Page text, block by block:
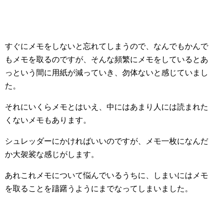
すぐにメモをしないと忘れてしまうので、なんでもかんで
もメモを取るのですが、そんな頻繁にメモをしているとあ
っという間に用紙が減っていき、勿体ないと感じていまし
た。
それにいくらメモとはいえ、中にはあまり人には読まれた
くないメモもあります。
シュレッダーにかければいいのですが、メモ一枚になんだ
か大袈裟な感じがします。
あれこれメモについて悩んでいるうちに、しまいにはメモ
を取ることを躊躇うようにまでなってしまいました。